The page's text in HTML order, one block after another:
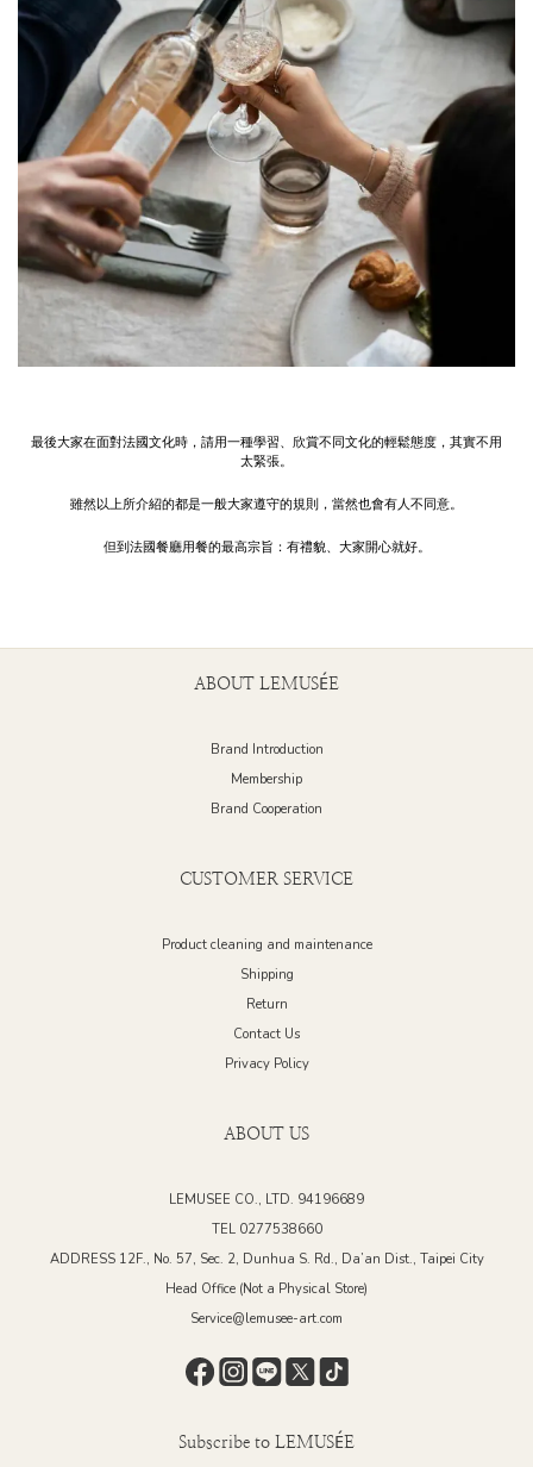
最後大家在面對法國文化時，請用一種學習、欣賞不同文化的輕鬆態度，其實不用
太緊張。
雖然以上所介紹的都是一般大家遵守的規則，當然也會有人不同意。
但到法國餐廳用餐的最高宗旨：有禮貌、大家開心就好。
ABOUT LEMUSÉE
Brand Introduction
Membership
Brand Cooperation
CUSTOMER SERVICE
Product cleaning and maintenance
Shipping
Return
Contact Us
Privacy Policy
ABOUT US
LEMUSEE CO., LTD. 94196689
TEL 0277538660
ADDRESS 12F., No. 57, Sec. 2, Dunhua S. Rd., Da’an Dist., Taipei City
Head Office (Not a Physical Store)
Service@lemusee-art.com
Subscribe to LEMUSÉE